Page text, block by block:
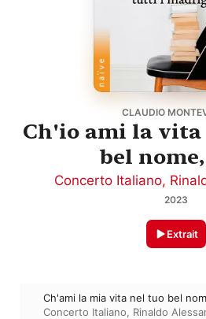
CLAUDIO
Ch'io ami la
bel
Concerto Italiano,
2023
Extrait
Ch'ami la mia vita nel tuo bel
Concerto Italiano, Rinaldo